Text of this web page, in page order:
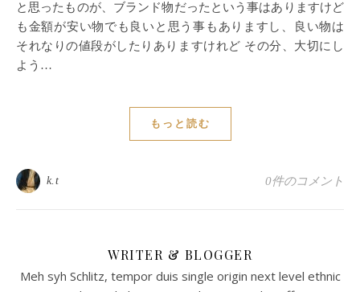
と思ったものが、ブランド物だったという事はありますけど
も金額が安い物でも良いと思う事もありますし、良い物は
それなりの値段がしたりありますけれど その分、大切にし
よう…
もっと読む
k.t 0件のコメント
WRITER & BLOGGER
Meh syh Schlitz, tempor duis single origin next level ethnic